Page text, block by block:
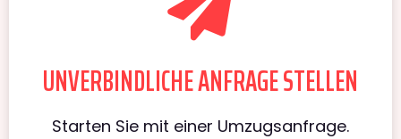
UNVERBINDLICHE ANFRAGE STELLEN
Starten Sie mit einer Umzugsanfrage.